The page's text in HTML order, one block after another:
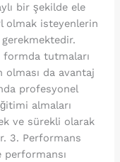
bir şekilde ele
olmak isteyenlerin
formda tutmaları
olması da avantaj
profesyonel
almaları
ve sürekli olarak
3. Performans
performansı